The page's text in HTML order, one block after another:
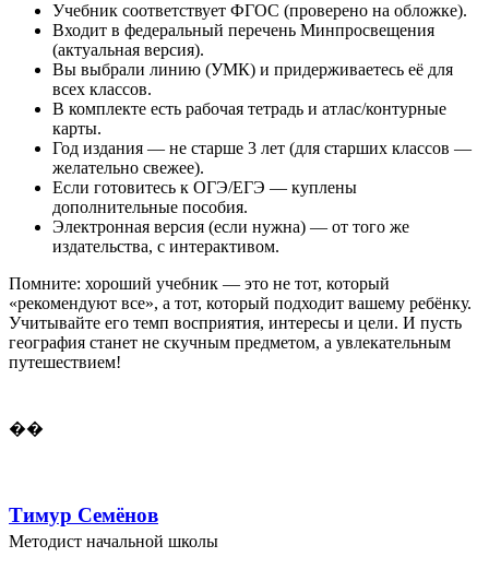
Учебник соответствует ФГОС (проверено на обложке).
Входит в федеральный перечень Минпросвещения
(актуальная версия).
Вы выбрали линию (УМК) и придерживаетесь её для
всех классов.
В комплекте есть рабочая тетрадь и атлас/контурные
карты.
Год издания — не старше 3 лет (для старших классов —
желательно свежее).
Если готовитесь к ОГЭ/ЕГЭ — куплены
дополнительные пособия.
Электронная версия (если нужна) — от того же
издательства, с интерактивом.
Помните: хороший учебник — это не тот, который
«рекомендуют все», а тот, который подходит вашему ребёнку.
Учитывайте его темп восприятия, интересы и цели. И пусть
география станет не скучным предметом, а увлекательным
путешествием!
��
Тимур Семёнов
Методист начальной школы